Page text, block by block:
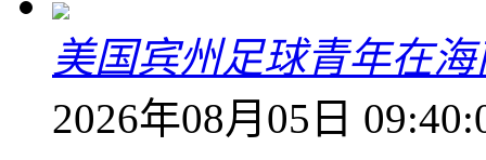
美国宾州足球青年在
2026年08月05日